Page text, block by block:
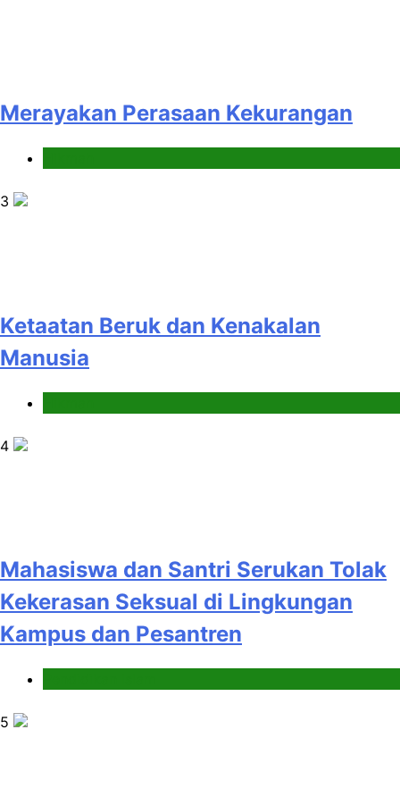
Merayakan Perasaan Kekurangan
3
Ketaatan Beruk dan Kenakalan
Manusia
4
Mahasiswa dan Santri Serukan Tolak
Kekerasan Seksual di Lingkungan
Kampus dan Pesantren
5